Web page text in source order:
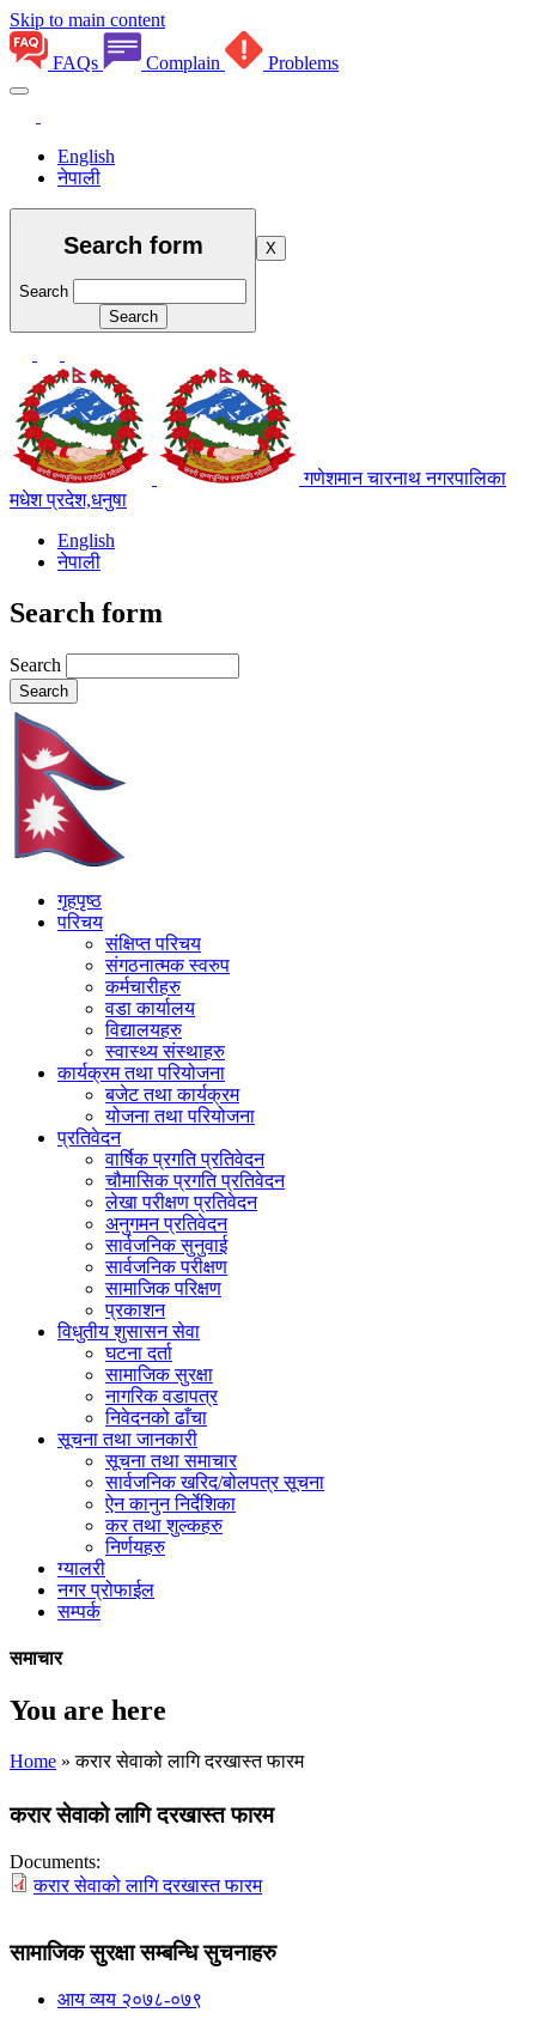
Skip to main content
FAQs Complain Problems
English
नेपाली
Search form
Search
X
गणेशमान चारनाथ नगरपालिका
मधेश प्रदेश,धनुषा
English
नेपाली
Search form
Search
गृहपृष्ठ
परिचय
संक्षिप्त परिचय
संगठनात्मक स्वरुप
कर्मचारीहरु
वडा कार्यालय
विद्यालयहरु
स्वास्थ्य संस्थाहरु
कार्यक्रम तथा परियोजना
बजेट तथा कार्यक्रम
योजना तथा परियोजना
प्रतिवेदन
वार्षिक प्रगति प्रतिवेदन
चौमासिक प्रगति प्रतिवेदन
लेखा परीक्षण प्रतिवेदन
अनुगमन प्रतिवेदन
सार्वजनिक सुनुवाई
सार्वजनिक परीक्षण
सामाजिक परिक्षण
प्रकाशन
विधुतीय शुसासन सेवा
घटना दर्ता
सामाजिक सुरक्षा
नागरिक वडापत्र
निवेदनको ढाँचा
सूचना तथा जानकारी
सूचना तथा समाचार
सार्वजनिक खरिद/बोलपत्र सूचना
ऐन कानुन निर्देशिका
कर तथा शुल्कहरु
निर्णयहरु
ग्यालरी
नगर प्रोफाईल
सम्पर्क
समाचार
You are here
Home » करार सेवाको लागि दरखास्त फारम
करार सेवाको लागि दरखास्त फारम
Documents:
करार सेवाको लागि दरखास्त फारम
सामाजिक सुरक्षा सम्बन्धि सुचनाहरु
आय व्यय २०७८-०७९